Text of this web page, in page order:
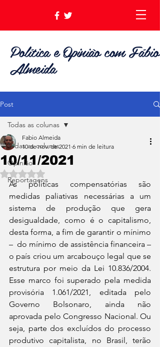
Política e Opinião com Fábio
Almeida
Post
Todas as colunas
Opinião
Reportagens
Todas as colunas
10/11/2021
Fabio Almeida
10 de nov. de 2021 6 min de leitura
Avaliado com NaN de 5 estrelas.
As políticas compensatórias são
medidas paliativas necessárias a um
sistema de produção que gera
desigualdade, como é o capitalismo,
desta forma, a fim de garantir o mínimo
–  do mínimo de assistência financeira –
o país criou um arcabouço legal que se
estrutura por meio da Lei 10.836/2004.
Esse marco foi superado pela medida
provisória 1.061/2021, editada pelo
Governo Bolsonaro, ainda não
aprovada pelo Congresso Nacional. Ou
seja, parte dos excluídos do processo
produtivo capitalista, no Brasil, terão